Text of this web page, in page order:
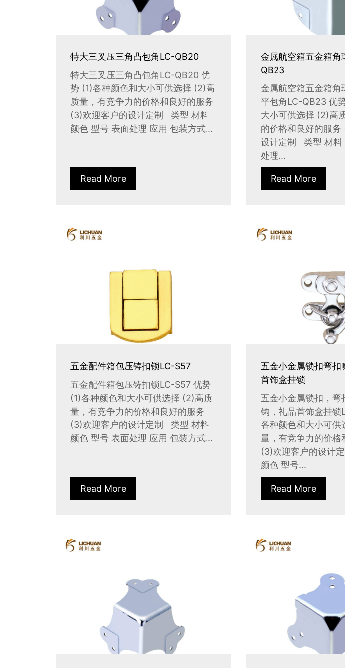
特大三叉压三角凸包角LC-QB20
特大三叉压三角凸包角LC-QB20 优
势 (1)各种颜色和大小可供选择 (2)高
质量，有竞争力的价格和良好的服务
(3)欢迎客户的设计定制 类型 材料
颜色 型号 表面处理 应用 包装方式...
Read More
金属航空箱五金箱角
QB23
金属航空箱五金箱角
平包角LC-QB23 优
大小可供选择 (2)高
的价格和良好的服务
设计定制 类型 材料
处理...
Read More
五金配件箱包压铸扣锁LC-S57
五金配件箱包压铸扣锁LC-S57 优势
(1)各种颜色和大小可供选择 (2)高质
量，有竞争力的价格和良好的服务
(3)欢迎客户的设计定制 类型 材料
颜色 型号 表面处理 应用 包装方式...
Read More
五金小金属锁扣弯扣
首饰盒挂锁
五金小金属锁扣，弯
钩，礼品首饰盒挂锁
各种颜色和大小可供
量，有竞争力的价格
(3)欢迎客户的设计
颜色 型号...
Read More